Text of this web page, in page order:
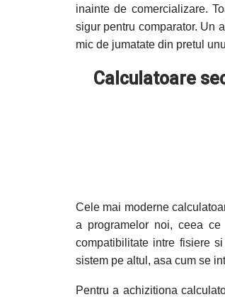
inainte de comercializare.
sigur pentru comparator. Un
mic de jumatate din pretul
Calculatoare
Cele mai moderne
a programelor noi, ceea
compatibilitate intre fisiere
sistem pe altul, asa cum se
Pentru a achizitiona